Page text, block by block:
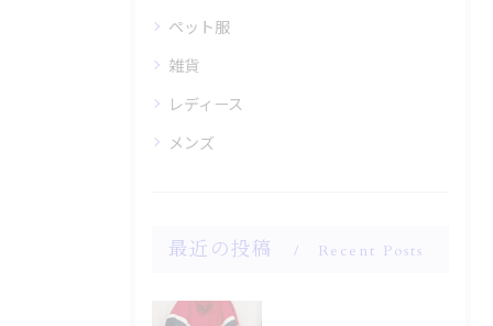
ペット服
雑貨
レディース
メンズ
最近の投稿 Recent Posts